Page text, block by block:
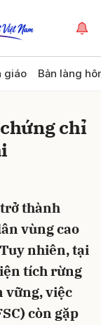
giáo Bản làng
chỉ
thành
vùng cao
nhiên, tại
tích rừng
vững, việc
còn gặp
Gửi